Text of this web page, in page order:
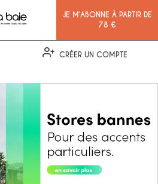
JE M’ABONNE À PARTIR DE
78 €
CRÉER UN COMPTE